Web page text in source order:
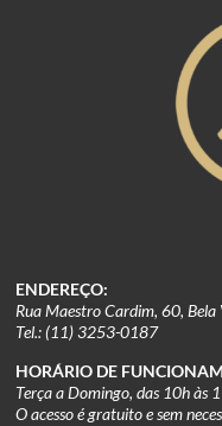
ENDEREÇO:
Rua Maestro Cardim, 60,
Tel.: (11) 3253-0187
HORÁRIO DE
Terça a Domingo, das 10h às
O acesso é gratuito e sem